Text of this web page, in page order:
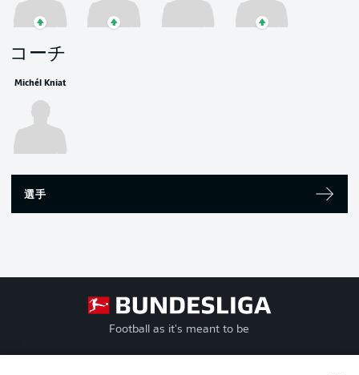
コーチ
Michél Kniat
選手
Football as it's meant to be